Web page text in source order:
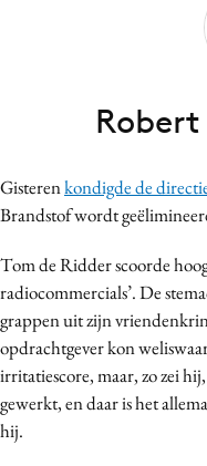
Artificial Intelligence
Campagnes
Carriere
Contentmarketing
Craft
Customer Experience
Data & Insights
Gisterenkondigde de
Brandstof wordt
Tom de Ridder scoorde
radiocommercials’. De
grappen uit zijn
opdrachtgever kon
irritatiescore, maar, zo zei
gewerkt, en daar is het
hij.